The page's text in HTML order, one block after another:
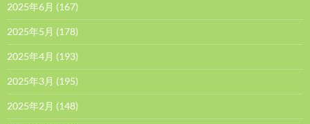
2025年6月 (167)
2025年5月 (178)
2025年4月 (193)
2025年3月 (195)
2025年2月 (148)